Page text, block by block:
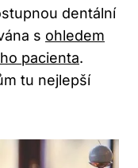
dentální
s ohledem
pacienta.
tu nejlepší